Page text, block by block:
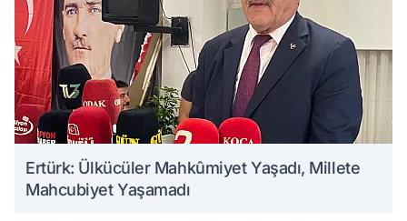
Ertürk: Ülkücüler Mahkûmiyet Yaşadı, Millete
Mahcubiyet Yaşamadı